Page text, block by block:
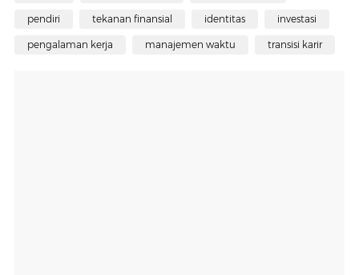
pendiri tekanan finansial identitas investasi
pengalaman kerja manajemen waktu transisi karir